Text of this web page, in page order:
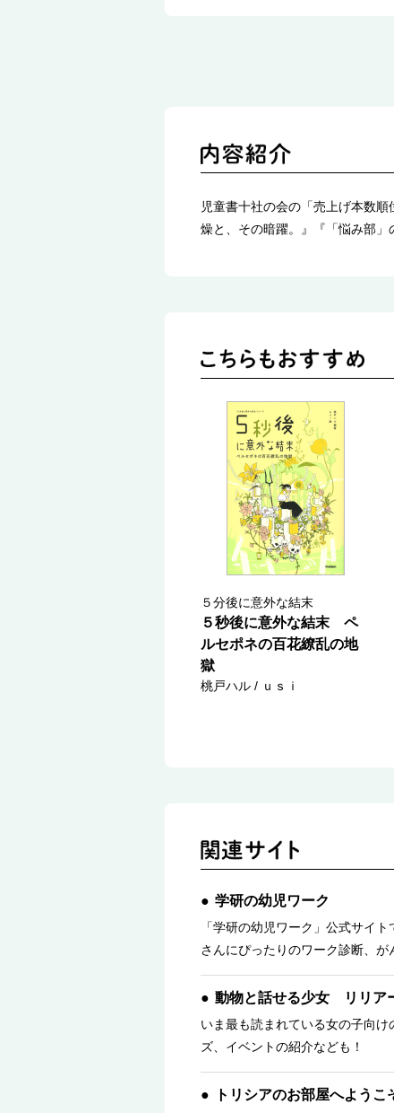
児童書十社の会の「売上げ本数
燥と、その暗躍。』『「悩み部」
５分後に意外な結末
５秒後に意外な結末 ペ
ルセポネの百花繚乱の地
獄
桃戸ハル / ｕｓｉ
学研の幼児ワーク
「学研の幼児ワーク」公式サイ
さんにぴったりのワーク診断、
動物と話せる少女 リリア
いま最も読まれている女の子向
ズ、イベントの紹介なども！
トリシアのお部屋へようこ